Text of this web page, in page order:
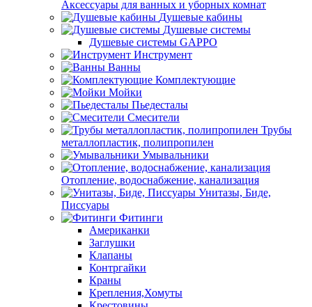
Аксессуары для ванных и уборных комнат
Душевые кабины
Душевые системы
Душевые системы GAPPO
Инструмент
Ванны
Комплектующие
Мойки
Пьедесталы
Смесители
Трубы
металлопластик, полипропилен
Умывальники
Отопление, водоснабжение, канализация
Унитазы, Биде,
Писсуары
Фитинги
Американки
Заглушки
Клапаны
Контргайки
Краны
Крепления,Хомуты